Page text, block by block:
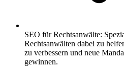
SEO für Rechtsanwälte:
Rechtsanwälten dabei zu
zu verbessern und neue
gewinnen.